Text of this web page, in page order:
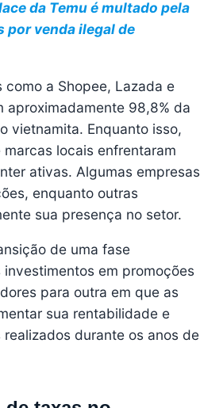
da Temu é multado pela
por venda ilegal de
a Shopee, Lazada e
aproximadamente 98,8% da
vietnamita. Enquanto isso,
locais enfrentaram
ativas. Algumas empresas
enquanto outras
sua presença no setor.
de uma fase
em promoções
para outra em que as
sua rentabilidade e
durante os anos de